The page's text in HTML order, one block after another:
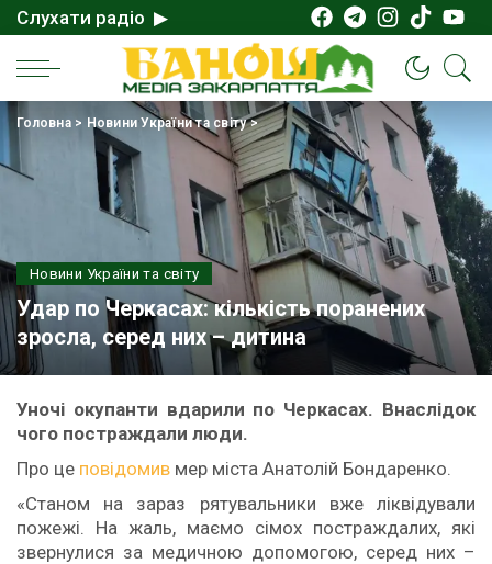
Слухати радіо ▶
Головна> Новини України та світу>
Новини України та світу
Удар по Черкасах: кількість поранених
зросла, серед них – дитина
Уночі окупанти вдарили по Черкасах. Внаслідок
чого постраждали люди.
Про це повідомив мер міста Анатолій Бондаренко.
«Станом на зараз рятувальники вже ліквідували
пожежі. На жаль, маємо сімох постраждалих, які
звернулися за медичною допомогою, серед них –